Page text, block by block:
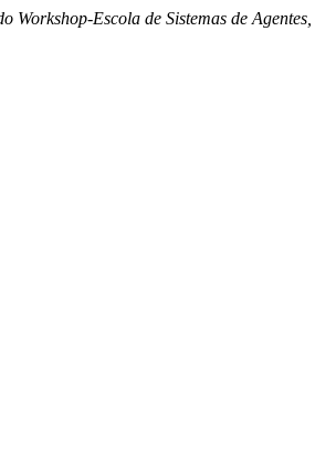
Workshop-Escola de Sistemas de